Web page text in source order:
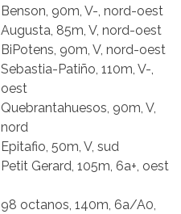
Benson, 90m, V-, nord-oest
Augusta, 85m, V, nord-oest
BiPotens, 90m, V, nord-oest
Sebastia-Patiño, 110m, V-,
oest
Quebrantahuesos, 90m, V,
nord
Epitafio, 50m, V, sud
Petit Gerard, 105m, 6a+, oest
98 octanos, 140m, 6a/A0,